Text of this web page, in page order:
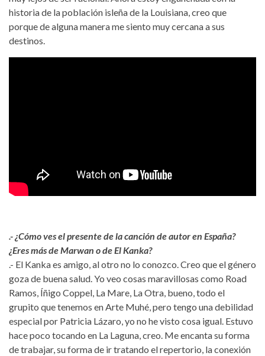
historia de la población isleña de la Louisiana, creo que
porque de alguna manera me siento muy cercana a sus
destinos.
.- ¿Cómo ves el presente de la canción de autor en España?
¿Eres más de Marwan o de El Kanka?
.- El Kanka es amigo, al otro no lo conozco. Creo que el género
goza de buena salud. Yo veo cosas maravillosas como Road
Ramos, Íñigo Coppel, La Mare, La Otra, bueno, todo el
grupito que tenemos en Arte Muhé, pero tengo una debilidad
especial por Patricia Lázaro, yo no he visto cosa igual. Estuvo
hace poco tocando en La Laguna, creo. Me encanta su forma
de trabajar, su forma de ir tratando el repertorio, la conexión